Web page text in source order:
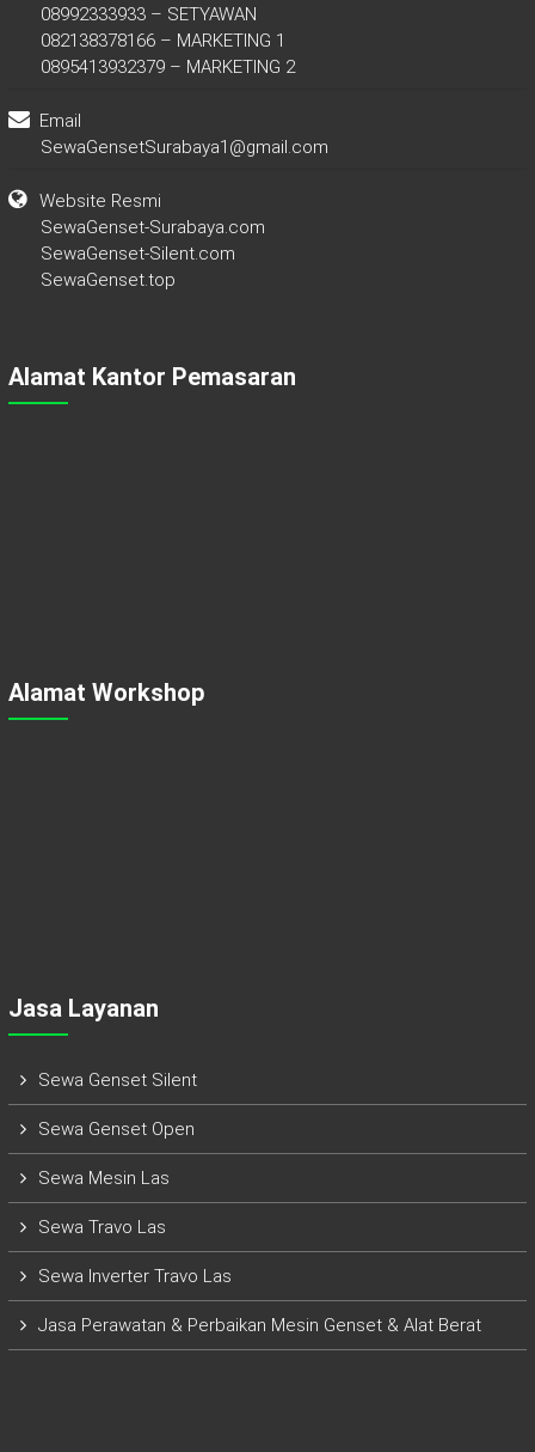
08992333933 – SETYAWAN
082138378166 – MARKETING 1
0895413932379 – MARKETING 2
Email
SewaGensetSurabaya1@gmail.com
Website Resmi
SewaGenset-Surabaya.com
SewaGenset-Silent.com
SewaGenset.top
Alamat Kantor Pemasaran
Alamat Workshop
Jasa Layanan
Sewa Genset Silent
Sewa Genset Open
Sewa Mesin Las
Sewa Travo Las
Sewa Inverter Travo Las
Jasa Perawatan & Perbaikan Mesin Genset & Alat Berat